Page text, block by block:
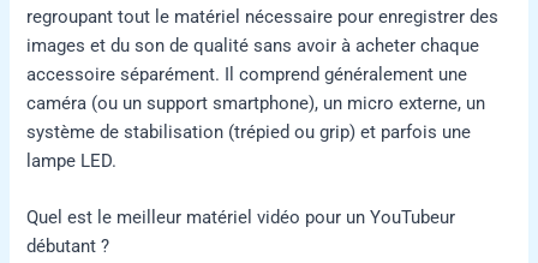
regroupant tout le matériel nécessaire pour enregistrer des
images et du son de qualité sans avoir à acheter chaque
accessoire séparément. Il comprend généralement une
caméra (ou un support smartphone), un micro externe, un
système de stabilisation (trépied ou grip) et parfois une
lampe LED.
Quel est le meilleur matériel vidéo pour un YouTubeur
débutant ?